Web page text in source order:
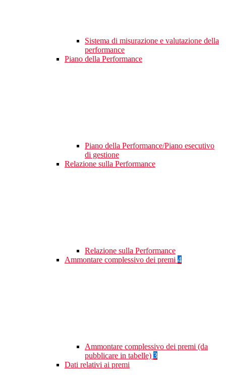
Sistema di misurazione e valutazione della
performance
Piano della Performance
Piano della Performance/Piano esecutivo
di gestione
Relazione sulla Performance
Relazione sulla Performance
Ammontare complessivo dei premi 4
Ammontare complessivo dei premi (da
pubblicare in tabelle) 3
Dati relativi ai premi